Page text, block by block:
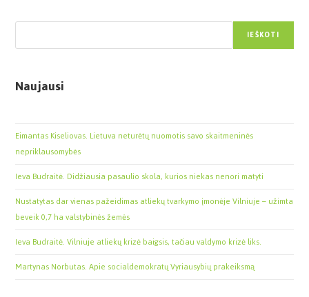
IEŠKOTI
Naujausi
Eimantas Kiseliovas. Lietuva neturėtų nuomotis savo skaitmeninės
nepriklausomybės
Ieva Budraitė. Didžiausia pasaulio skola, kurios niekas nenori matyti
Nustatytas dar vienas pažeidimas atliekų tvarkymo įmonėje Vilniuje – užimta
beveik 0,7 ha valstybinės žemės
Ieva Budraitė. Vilniuje atliekų krizė baigsis, tačiau valdymo krizė liks.
Martynas Norbutas. Apie socialdemokratų Vyriausybių prakeiksmą